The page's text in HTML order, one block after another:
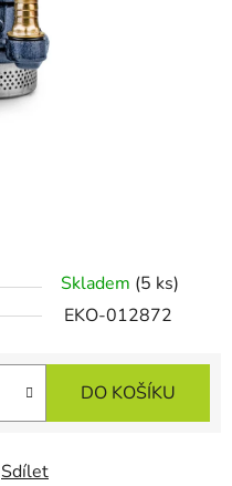
Skladem (5 ks)
EKO-012872
DO KOŠÍKU
Sdílet